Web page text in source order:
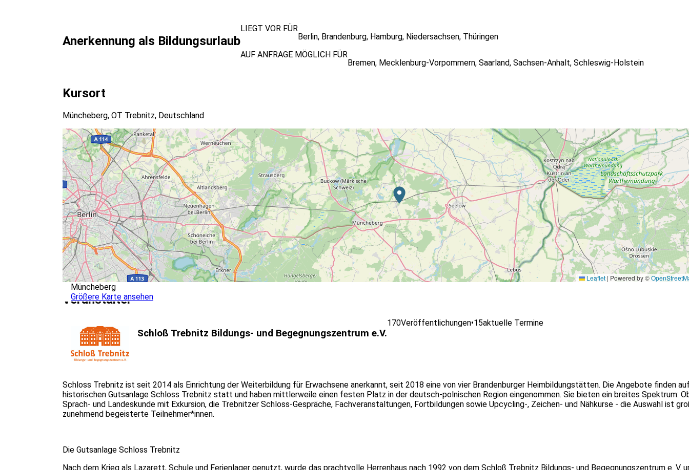
Anerkennung als Bildungsurlaub
LIEGT VOR FÜR
Berlin, Brandenburg, Hamburg, Niedersachsen, Thüringen
AUF ANFRAGE MÖGLICH FÜR
Bremen, Mecklenburg-Vorpommern, Saarland, Sachsen-Anhalt, Schleswig-Holstein
Kursort
Müncheberg, OT Trebnitz, Deutschland
Leaflet | Powered by ©
Müncheberg
Größere Karte ansehen
Veranstalter
Schloß Trebnitz Bildungs- und Begegnungszentrum e.V.
170Veröffentlichungen•15aktuelle Termine
Schloss Trebnitz ist seit 2014 als Einrichtung der Weiterbildung für Erwachsene anerkannt, seit 2018 eine von vier Brandenburger Heimbildungstätten. Die Angebote finden
historischen Gutsanlage Schloss Trebnitz statt und haben mittlerweile einen festen Platz in der deutsch-polnischen Region eingenommen. Sie bieten ein breites Spektrum:
Sprach- und Landeskunde mit Exkursion, die Trebnitzer Schloss-Gespräche, Fachveranstaltungen, Fortbildungen sowie Upcycling-, Zeichen- und Nähkurse - die Auswahl ist
zunehmend begeisterte Teilnehmer*innen.
Die Gutsanlage Schloss Trebnitz
Nach dem Krieg als Lazarett, Schule und Ferienlager genutzt, wurde das prachtvolle Herrenhaus nach 1992 von dem Schloß Trebnitz Bildungs- und Begegnungszentrum e. V.